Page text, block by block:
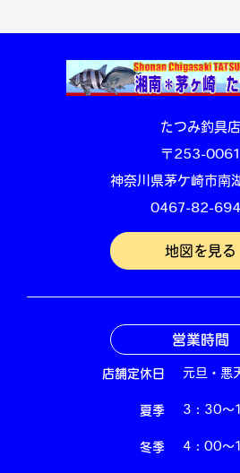
たつみ釣具店
〒253-0061
神奈川県茅ケ崎市南
0467-82-
地図を見る
営業時間
店舗定休日 元旦・悪
夏季 3：30～
冬季 4：00～